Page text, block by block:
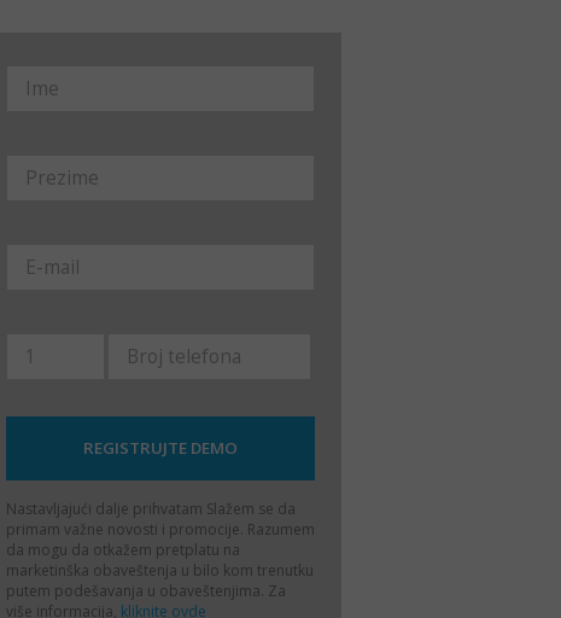
Nastavljajući dalje prihvatam Slažem se da
primam važne novosti i promocije. Razumem
da mogu da otkažem pretplatu na
marketinška obaveštenja u bilo kom trenutku
putem podešavanja u obaveštenjima. Za
više informacija, kliknite ovde